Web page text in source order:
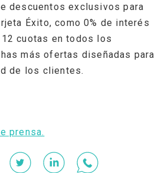
descuentos exclusivos para
Éxito, como 0% de interés
cuotas en todos los
más ofertas diseñadas para
de los clientes.
prensa.
TwitterLinkedInWhatsApp